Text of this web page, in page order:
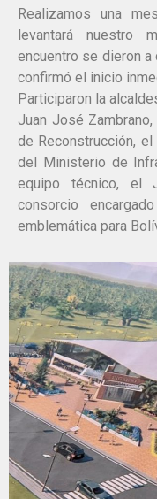
Realizamos una
levantará nuestro
encuentro se dieron
confirmó el inicio
Participaron la
Juan José
de Reconstrucción,
del Ministerio de
equipo técnico, el
consorcio
emblemática para